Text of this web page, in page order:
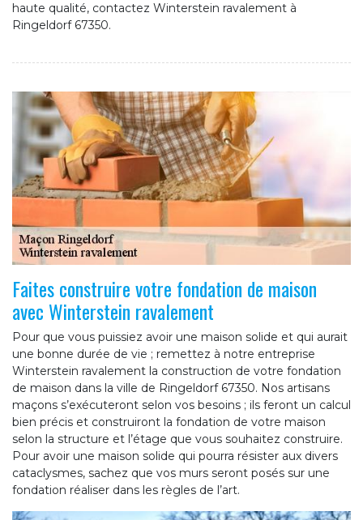
haute qualité, contactez Winterstein ravalement à
Ringeldorf 67350.
Faites construire votre fondation de maison
avec Winterstein ravalement
Pour que vous puissiez avoir une maison solide et qui aurait
une bonne durée de vie ; remettez à notre entreprise
Winterstein ravalement la construction de votre fondation
de maison dans la ville de Ringeldorf 67350. Nos artisans
maçons s’exécuteront selon vos besoins ; ils feront un calcul
bien précis et construiront la fondation de votre maison
selon la structure et l’étage que vous souhaitez construire.
Pour avoir une maison solide qui pourra résister aux divers
cataclysmes, sachez que vos murs seront posés sur une
fondation réaliser dans les règles de l’art.